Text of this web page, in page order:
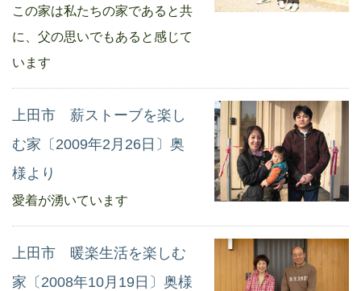
この家は私たちの家であると共
に、父の思いでもあると感じて
います
上田市 薪ストーブを楽し
む家〔2009年2月26日〕奥
様より
愛着が湧いています
上田市 暖楽生活を楽しむ
家〔2008年10月19日〕奥様